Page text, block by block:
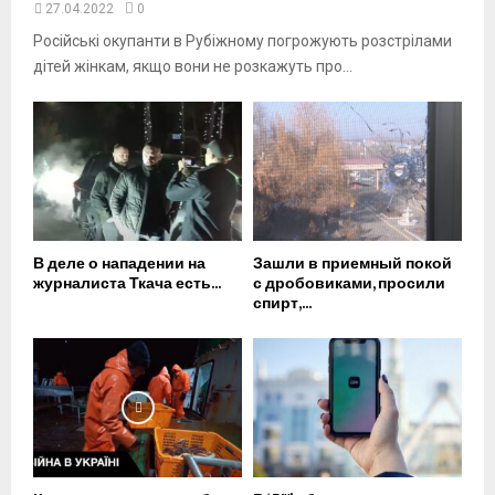
27.04.2022 0
Російські окупанти в Рубіжному погрожують розстрілами
дітей жінкам, якщо вони не розкажуть про...
В деле о нападении на
журналиста Ткача есть...
Зашли в приемный покой
с дробовиками, просили
спирт,...